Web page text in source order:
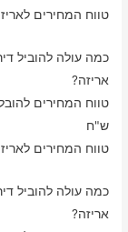
טווח המחירים לאריזה דירת 3 חדרים ברינתיה –
אריזה?
ש"ח
טווח המחירים לאריזה דירת 4 חדרים ברינתיה –
אריזה?